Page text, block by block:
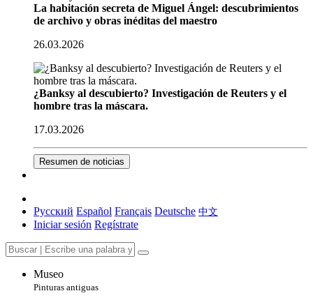
La habitación secreta de Miguel Ángel: descubrimientos
de archivo y obras inéditas del maestro
26.03.2026
¿Banksy al descubierto? Investigación de Reuters y el
hombre tras la máscara.
17.03.2026
Resumen de noticias
Русский Español Français Deutsche 中文
Iniciar sesión Regístrate
Museo
Pinturas antiguas